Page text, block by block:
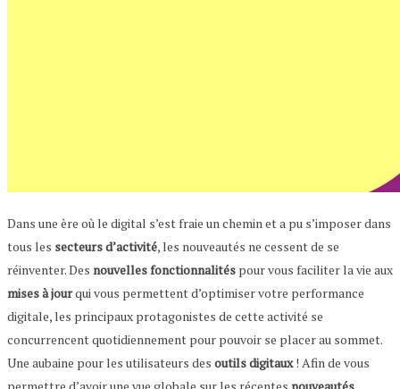
Dans une ère où le digital s’est fraie un chemin et a pu s’imposer dans
tous les secteurs d’activité, les nouveautés ne cessent de se
réinventer. Des nouvellesfonctionnalités pour vous faciliter la vie aux
misesàjourqui vous permettent d’optimiser votre performance
digitale, les principaux protagonistes de cette activité se
concurrencent quotidiennement pour pouvoir se placer au sommet.
Une aubaine pour les utilisateurs des outils digitaux! Afin de vous